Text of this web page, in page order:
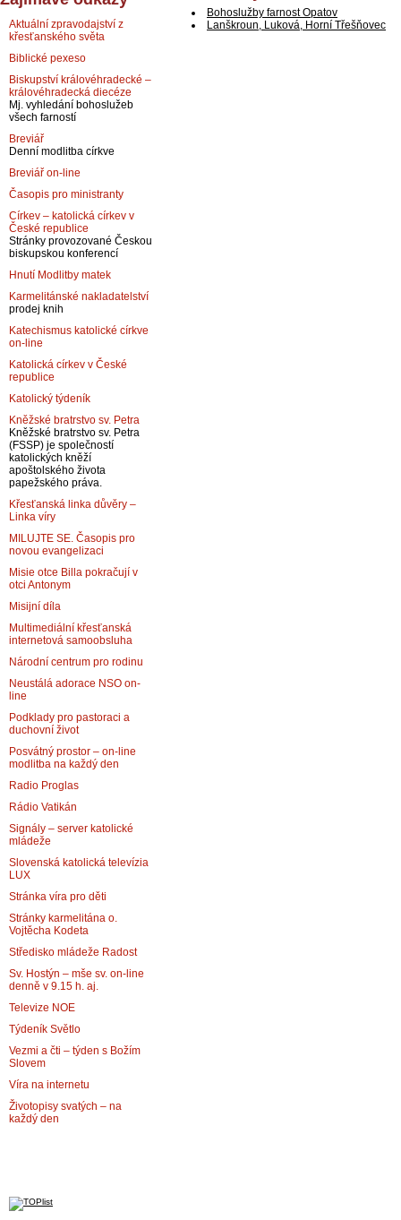
Bohoslužby farnost Opatov
Lanškroun, Luková, Horní Třešňovec
Aktuální zpravodajství z
křesťanského světa
Biblické pexeso
Biskupství královéhradecké –
královéhradecká diecéze
Mj. vyhledání bohoslužeb
všech farností
Breviář
Denní modlitba církve
Breviář on-line
Časopis pro ministranty
Církev – katolická církev v
České republice
Stránky provozované Českou
biskupskou konferencí
Hnutí Modlitby matek
Karmelitánské nakladatelství
prodej knih
Katechismus katolické církve
on-line
Katolická církev v České
republice
Katolický týdeník
Kněžské bratrstvo sv. Petra
Kněžské bratrstvo sv. Petra
(FSSP) je společností
katolických kněží
apoštolského života
papežského práva.
Křesťanská linka důvěry –
Linka víry
MILUJTE SE. Časopis pro
novou evangelizaci
Misie otce Billa pokračují v
otci Antonym
Misijní díla
Multimediální křesťanská
internetová samoobsluha
Národní centrum pro rodinu
Neustálá adorace NSO on-
line
Podklady pro pastoraci a
duchovní život
Posvátný prostor – on-line
modlitba na každý den
Radio Proglas
Rádio Vatikán
Signály – server katolické
mládeže
Slovenská katolická televízia
LUX
Stránka víra pro děti
Stránky karmelitána o.
Vojtěcha Kodeta
Středisko mládeže Radost
Sv. Hostýn – mše sv. on-line
denně v 9.15 h. aj.
Televize NOE
Týdeník Světlo
Vezmi a čti – týden s Božím
Slovem
Víra na internetu
Životopisy svatých – na
každý den